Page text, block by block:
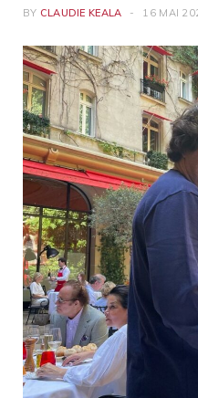
BY CLAUDIE KEALA 16 MAI